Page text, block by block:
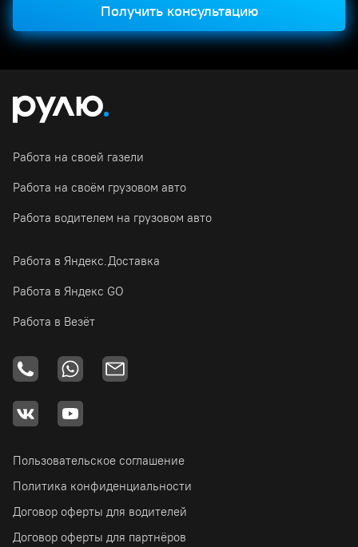
Получить консультацию
Работа на своей газели
Работа на своём грузовом авто
Работа водителем на грузовом авто
Работа в Яндекс.Доставка
Работа в Яндекс GO
Работа в Везёт
Пользовательское соглашение
Политика конфиденциальности
Договор оферты для водителей
Договор оферты для партнёров